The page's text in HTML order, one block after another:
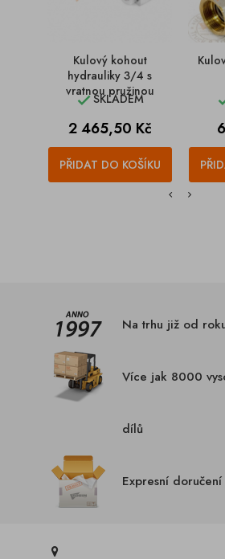
Kulový kohout
hydrauliky 3/4 s
vratnou pružinou
SKLADEM
Cena
2 465,50 Kč
PŘIDAT DO KOŠÍKU
Na trhu již od
Více jak 8000
dílů
Expresní doručení